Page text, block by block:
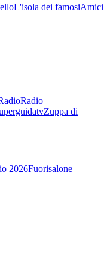
L'isola dei famosiAmici
Radio
Zuppa di
2026Fuorisalone